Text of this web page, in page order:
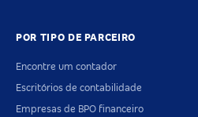
POR TIPO DE PARCEIRO
Encontre um contador
Escritórios de contabilidade
Empresas de BPO financeiro